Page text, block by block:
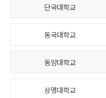
단국대학교
동국대학교
동양대학교
상명대학교